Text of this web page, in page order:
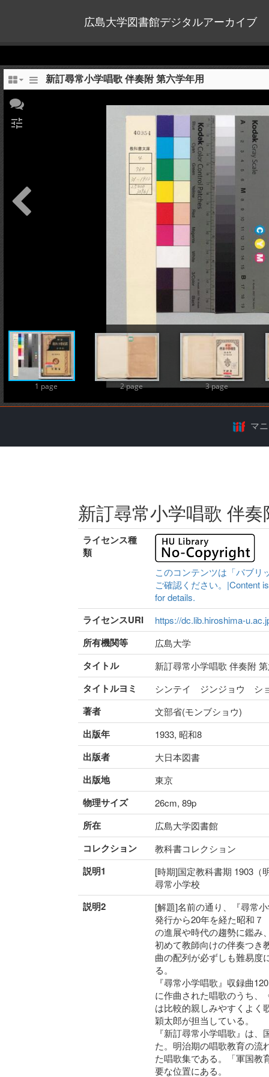
広島大学図書館デジタルアーカイブ
新訂尋常小学唱歌 伴奏附 第六学年用
1 page 2 page 3 page
tune
マ
新訂尋常小学唱歌 伴
ライセンス種
類
このコンテンツは「パブリ
ご確認ください。|Content
for details.
ライセンスURI https://dc.lib.hiroshima-
所有機関等 広島大学
タイトル 新訂尋常小学唱歌 伴奏附
タイトルヨミ シンテイ ジンジョウ シ
著者 文部省(モンブショウ)
出版年 1933, 昭和8
出版者 大日本図書
出版地 東京
物理サイズ 26cm, 89p
所在 広島大学図書館
コレクション 教科書コレクション
説明1
[時期]国定教科書期 1903（
尋常小学校
説明2
[解題]名前の通り、『尋常
発行から20年を経た昭和７
の進展や時代の趨勢に鑑み
初めて教師向けの伴奏つき
曲の配列が必ずしも難易度
る。
『尋常小学唱歌』収録曲
に作曲された唱歌のうち、
は比較的親しみやすくよく
穎太郎が担当している。
『新訂尋常小学唱歌』は
た。明治期の唱歌教育の流
た唱歌集である。「軍国教
要な位置にある。